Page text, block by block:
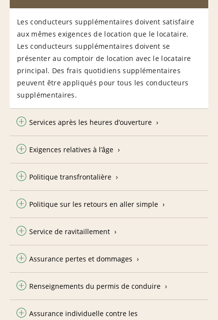
Les conducteurs supplémentaires doivent satisfaire
aux mêmes exigences de location que le locataire.
Les conducteurs supplémentaires doivent se
présenter au comptoir de location avec le locataire
principal. Des frais quotidiens supplémentaires
peuvent être appliqués pour tous les conducteurs
supplémentaires.
Services après les heures d’ouverture
Exigences relatives à l’âge
Politique transfrontalière
Politique sur les retours en aller simple
Service de ravitaillement
Assurance pertes et dommages
Renseignements du permis de conduire
Assurance individuelle contre les